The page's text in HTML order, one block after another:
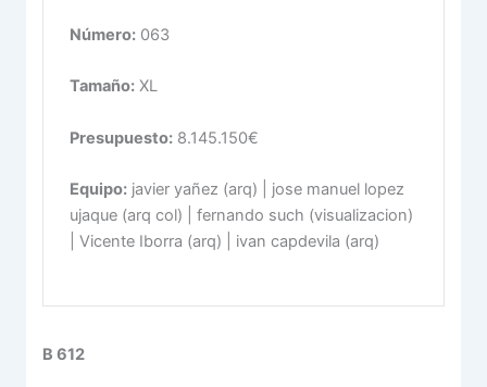
Número:063
Tamaño:XL
Presupuesto:8.145.150€
Equipo:javier yañez (arq) | jose manuel lopez
ujaque (arq col) | fernando such (visualizacion)
| Vicente Iborra (arq) | ivan capdevila (arq)
B 612